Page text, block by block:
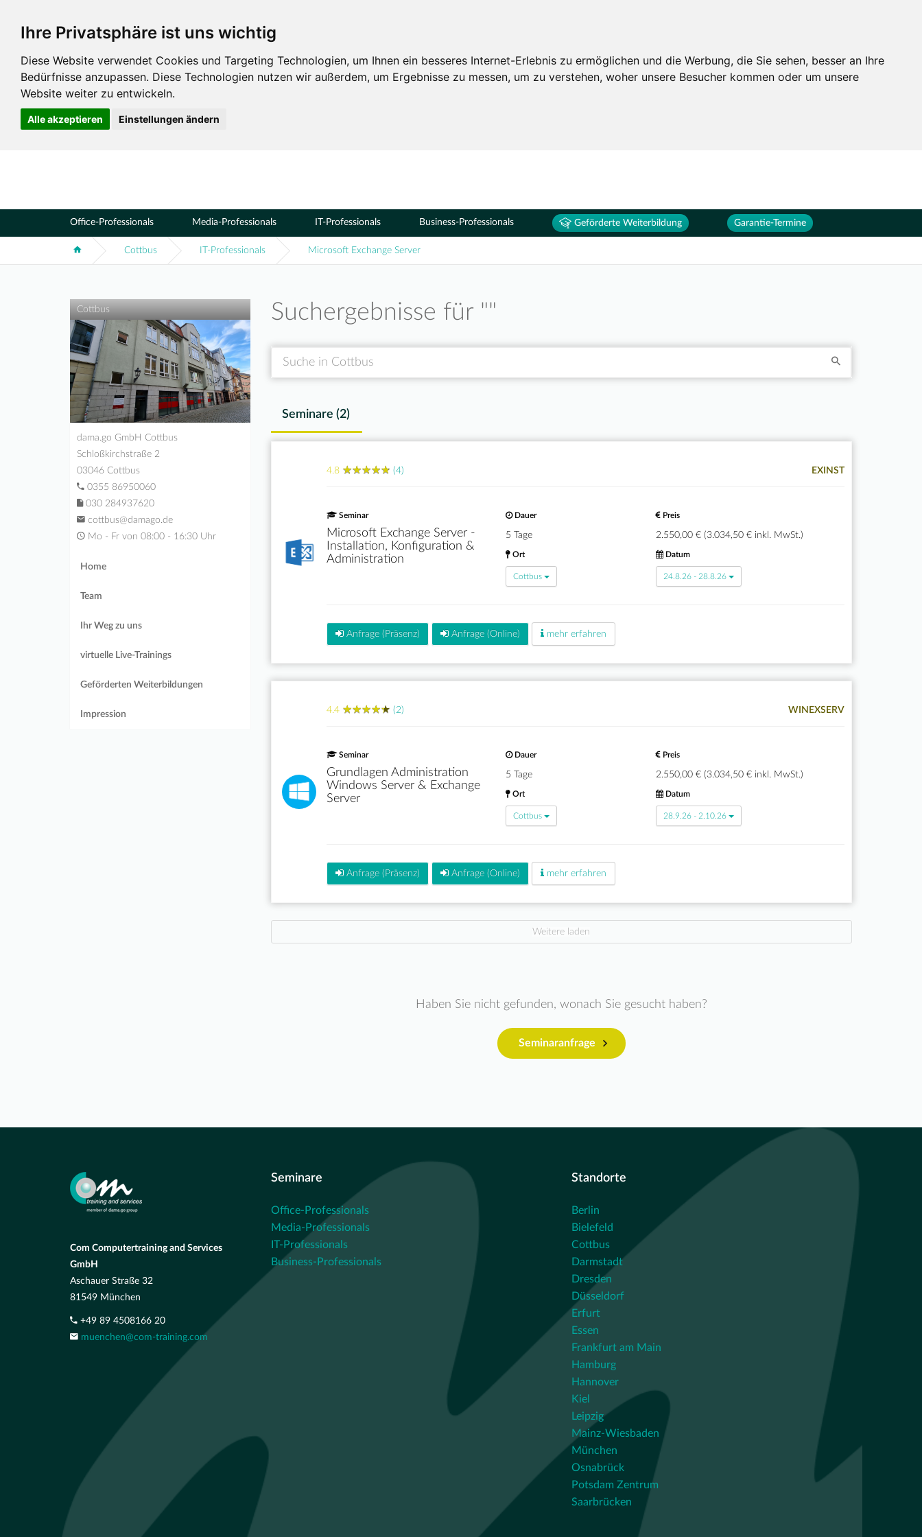
Ihre Privatsphäre ist uns wichtig
Diese Website verwendet Cookies und Targeting Technologien, um Ihnen ein besseres Internet-Erlebnis zu ermöglichen und die Werbung, die Sie sehen, besser an Ihre
Bedürfnisse anzupassen. Diese Technologien nutzen wir außerdem, um Ergebnisse zu messen, um zu verstehen, woher unsere Besucher kommen oder um unsere
Website weiter zu entwickeln.
Alle akzeptieren Einstellungen ändern
Standorte
Cottbus
Office-Professionals Media-Professionals IT-Professionals Business-Professionals Geförderte Weiterbildung Garantie-Termine
Cottbus IT-Professionals Microsoft Exchange Server
Suchergebnisse für ""
Seminare (2)
4.8 ★★★★★
★★★★★ (4) EXINST
Seminar
Microsoft Exchange Server -
Installation, Konfiguration &
Administration
Dauer
5 Tage
Preis
2.550,00 € (3.034,50 € inkl. MwSt.)
Ort
Cottbus
Datum
24.8.26 - 28.8.26
Anfrage (Präsenz) Anfrage (Online) mehr erfahren
4.4 ★★★★★
★★★★★ (2) WINEXSERV
Seminar
Grundlagen Administration
Windows Server & Exchange
Server
Dauer
5 Tage
Preis
2.550,00 € (3.034,50 € inkl. MwSt.)
Ort
Cottbus
Datum
28.9.26 - 2.10.26
Anfrage (Präsenz) Anfrage (Online) mehr erfahren
Weitere laden
Haben Sie nicht gefunden, wonach Sie gesucht haben?
Seminaranfrage
Cottbus
dama.go GmbH Cottbus
Schloßkirchstraße 2
03046 Cottbus
0355 86950060
030 284937620
cottbus@damago.de
Mo - Fr von 08:00 - 16:30 Uhr
Home
Team
Ihr Weg zu uns
virtuelle Live-Trainings
Geförderten Weiterbildungen
Impression
Com Computertraining and Services
GmbH
Aschauer Straße 32
81549 München
+49 89 4508166 20
muenchen@com-training.com
Seminare
Office-Professionals
Media-Professionals
IT-Professionals
Business-Professionals
Standorte
Berlin
Bielefeld
Cottbus
Darmstadt
Dresden
Düsseldorf
Erfurt
Essen
Frankfurt am Main
Hamburg
Hannover
Kiel
Leipzig
Mainz-Wiesbaden
München
Osnabrück
Potsdam Zentrum
Saarbrücken